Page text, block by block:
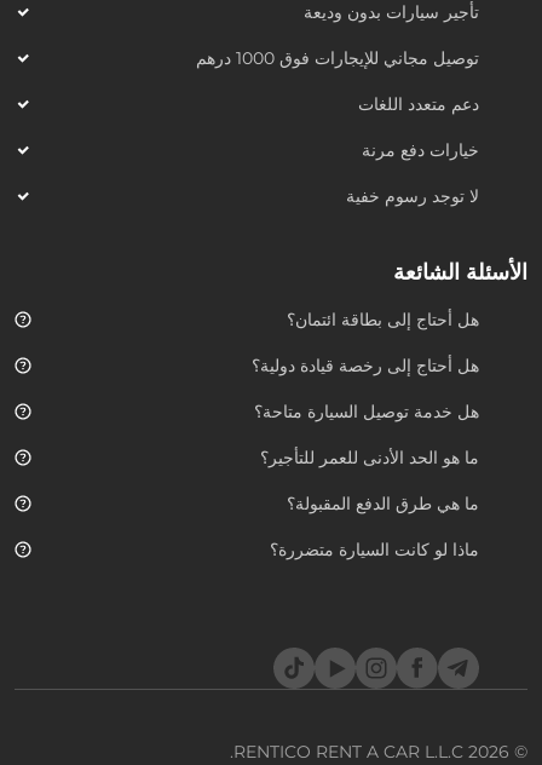
تأجير سيارات بدون وديعة
توصيل مجاني للإيجارات فوق 1000 درهم
دعم متعدد اللغات
خيارات دفع مرنة
لا توجد رسوم خفية
الأسئلة الشائعة
هل أحتاج إلى بطاقة ائتمان؟
هل أحتاج إلى رخصة قيادة دولية؟
هل خدمة توصيل السيارة متاحة؟
ما هو الحد الأدنى للعمر للتأجير؟
ما هي طرق الدفع المقبولة؟
ماذا لو كانت السيارة متضررة؟
Telegram
Facebook
Instagram
YouTube
TikTok
© 2026
RENTICO RENT A CAR L.L.C.